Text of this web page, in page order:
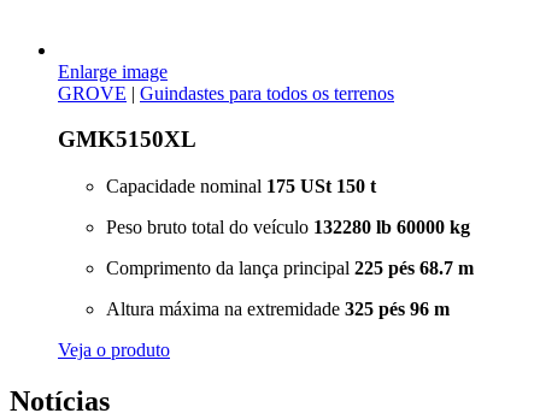
Enlarge image
GROVE | Guindastes para todos os terrenos
GMK5150XL
Capacidade nominal 175 USt 150 t
Peso bruto total do veículo 132280 lb 60000 kg
Comprimento da lança principal 225 pés 68.7 m
Altura máxima na extremidade 325 pés 96 m
Veja o produto
Notícias